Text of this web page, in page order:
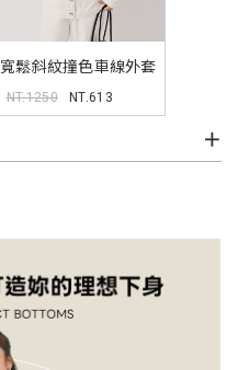
寬鬆斜紋撞色車線外套
(unisex)
NT.1250 NT.613